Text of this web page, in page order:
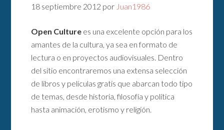
18 septiembre 2012 por Juan1986
Open Culture es una excelente opción para los
amantes de la cultura, ya sea en formato de
lectura o en proyectos audiovisuales. Dentro
del sitio encontraremos una extensa selección
de libros y películas gratis que abarcan todo tipo
de temas, desde historia, filosofía y política
hasta animación, erotismo y religión.